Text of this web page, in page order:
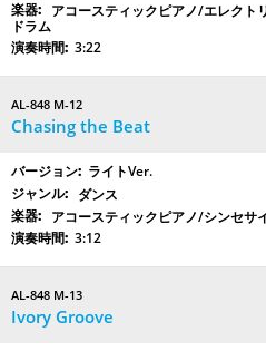
アコースティックピアノ/エレク
ドラム
3:22
AL-848 M-12
Chasing the Beat
ライトVer.
ダンス
アコースティックピアノ/シンセ
3:12
AL-848 M-13
Ivory Groove